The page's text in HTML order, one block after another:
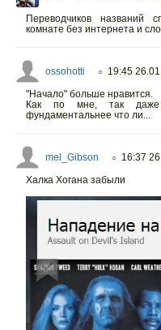
Переводчиков названий
комнате без интернета и
ossohotti ○ 19:45
"Начало" больше нравится.
Как по мне, так даже
фундаментальнее что ли...
mel_Gibson ○ 16:37
Халка Хогана забыли